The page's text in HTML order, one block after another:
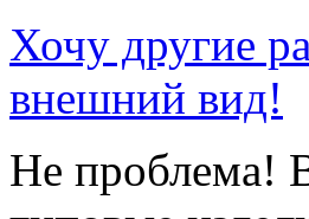
Хочу другие
внешний вид!
Не проблема!